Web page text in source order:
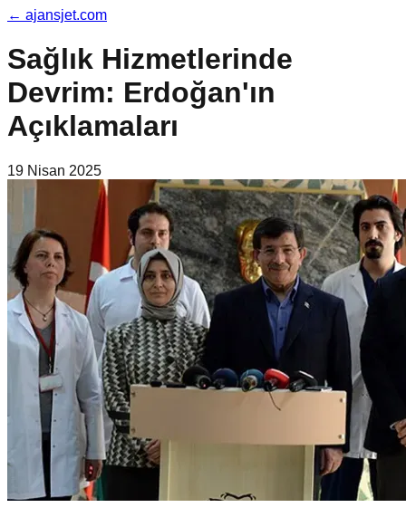
← ajansjet.com
Sağlık Hizmetlerinde
Devrim: Erdoğan'ın
Açıklamaları
19 Nisan 2025